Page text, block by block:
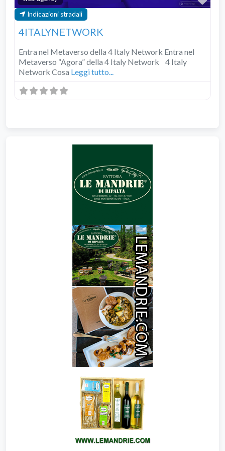
Indicazioni stradali
4ITALYNETWORK
Entra nel Metaverso della 4 Italy Network Entra nel
Metaverso “Agora” della 4 Italy Network 4 Italy
Network Cosa Leggi tutto...